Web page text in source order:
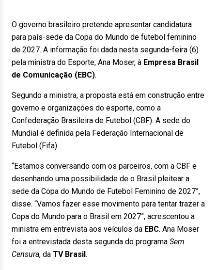
O governo brasileiro pretende apresentar candidatura
para país-sede da Copa do Mundo de futebol feminino
de 2027. A informação foi dada nesta segunda-feira (6)
pela ministra do Esporte, Ana Moser, à Empresa Brasil
de Comunicação (EBC).
Segundo a ministra, a proposta está em construção entre
governo e organizações do esporte, como a
Confederação Brasileira de Futebol (CBF). A sede do
Mundial é definida pela Federação Internacional de
Futebol (Fifa).
“Estamos conversando com os parceiros, com a CBF e
desenhando uma possibilidade de o Brasil pleitear a
sede da Copa do Mundo de Futebol Feminino de 2027”,
disse. “Vamos fazer esse movimento para tentar trazer a
Copa do Mundo para o Brasil em 2027”, acrescentou a
ministra em entrevista aos veículos da EBC. Ana Moser
foi a entrevistada desta segunda do programa Sem
Censura, da TV Brasil.